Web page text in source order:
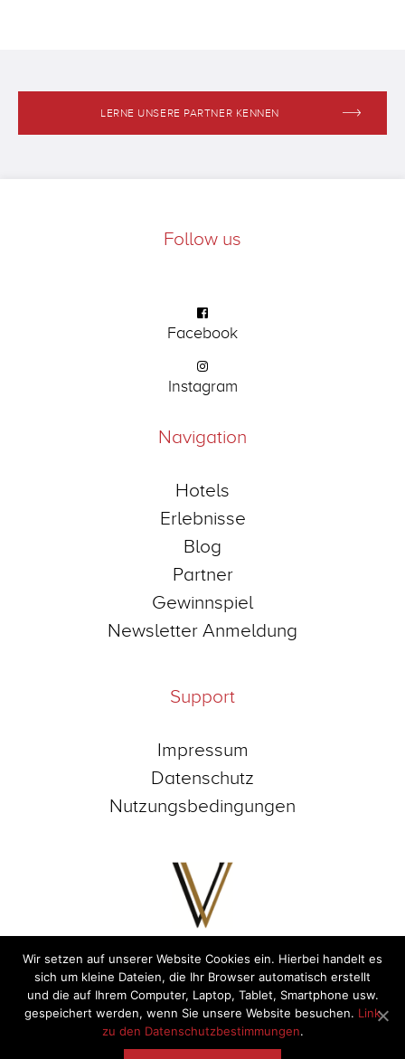
LERNE UNSERE PARTNER KENNEN
Premium Magazine
& App for Vienna
Navigation
Hotels
Erlebnisse
Blog
Partner
Gewinnspiel
Newsletter Anmeldung
Support
Impressum
Datenschutz
Nutzungsbedingungen
Follow us
Facebook
Instagram
Wir setzen auf unserer Website Cookies ein. Hierbei handelt es
sich um kleine Dateien, die Ihr Browser automatisch erstellt
und die auf Ihrem Computer, Laptop, Tablet, Smartphone usw.
gespeichert werden, wenn Sie unsere Website besuchen. Link
zu den Datenschutzbestimmungen.